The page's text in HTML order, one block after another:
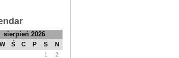
sierpień 2026
W Ś C P S N
1
2